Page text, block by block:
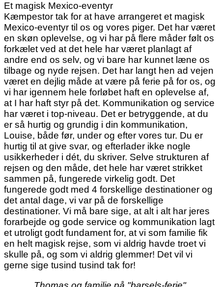
Et magisk Mexico-eventyr
Kæmpestor tak for at have arrangeret et magisk
Mexico-eventyr til os og vores piger. Det har været
en skøn oplevelse, og vi har på flere måder følt os
forkælet ved at det hele har været planlagt af
andre end os selv, og vi bare har kunnet læne os
tilbage og nyde rejsen. Det har langt hen ad vejen
været en dejlig måde at være på ferie på for os, og
vi har igennem hele forløbet haft en oplevelse af,
at I har haft styr på det. Kommunikation og service
har været i top-niveau. Det er betryggende, at du
er så hurtig og grundig i din kommunikation,
Louise, både før, under og efter vores tur. Du er
hurtig til at give svar, og efterlader ikke nogle
usikkerheder i dét, du skriver. Selve strukturen af
rejsen og den måde, det hele har været strikket
sammen på, fungerede virkelig godt. Det
fungerede godt med 4 forskellige destinationer og
det antal dage, vi var på de forskellige
destinationer. Vi må bare sige, at alt i alt har jeres
forarbejde og gode service og kommunikation lagt
et utroligt godt fundament for, at vi som familie fik
en helt magisk rejse, som vi aldrig havde troet vi
skulle på, og som vi aldrig glemmer! Det vil vi
gerne sige tusind tusind tak for!